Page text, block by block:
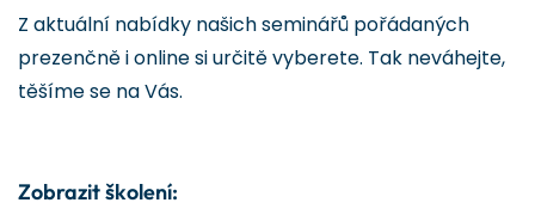
Z aktuální nabídky našich seminářů pořádaných
prezenčně i online si určitě vyberete. Tak neváhejte,
těšíme se na Vás.
Zobrazit školení: